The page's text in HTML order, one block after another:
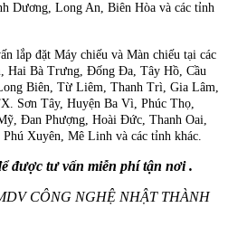
Dương, Long An, Biên Hòa và các tỉnh
lắp đặt Máy chiếu và Màn chiếu tại các
Hai Bà Trưng, Đống Đa, Tây Hồ, Cầu
Biên, Từ Liêm, Thanh Trì, Gia Lâm,
Sơn Tây, Huyện Ba Vì, Phúc Thọ,
Đan Phượng, Hoài Đức, Thanh Oai,
Xuyên, Mê Linh và các tỉnh khác.
được tư vấn miễn phí tận nơi .
CÔNG NGHỆ NHẬT THÀNH